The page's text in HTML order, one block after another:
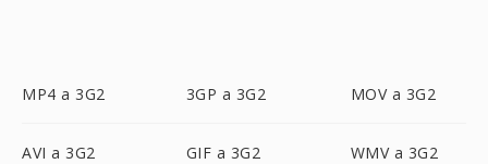
MP4 a 3G2 3GP a 3G2 MOV a 3G2
AVI a 3G2 GIF a 3G2 WMV a 3G2